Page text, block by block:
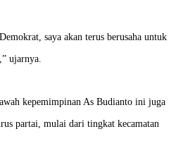
saya akan terus berusaha untuk
ujarnya.
kepemimpinan As Budianto ini juga
partai, mulai dari tingkat kecamatan